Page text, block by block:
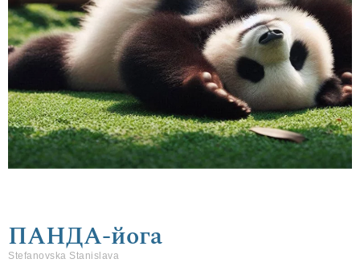
ПАНДА-йога
Stefanovska Stanislava